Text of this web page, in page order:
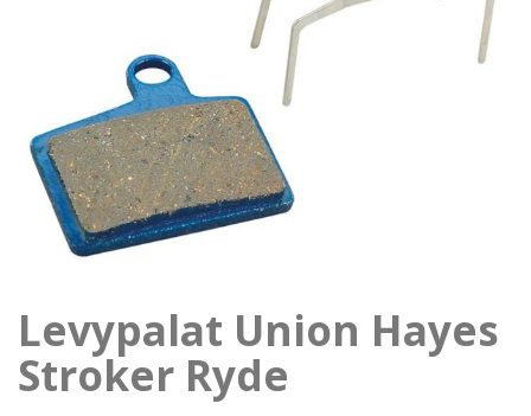
Levypalat Union Hayes
Stroker Ryde